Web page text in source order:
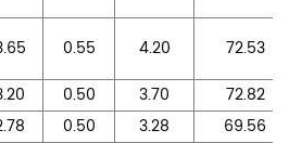
0.55 4.20
72.53
0.50 3.70
72.82
0.50 3.28
69.56